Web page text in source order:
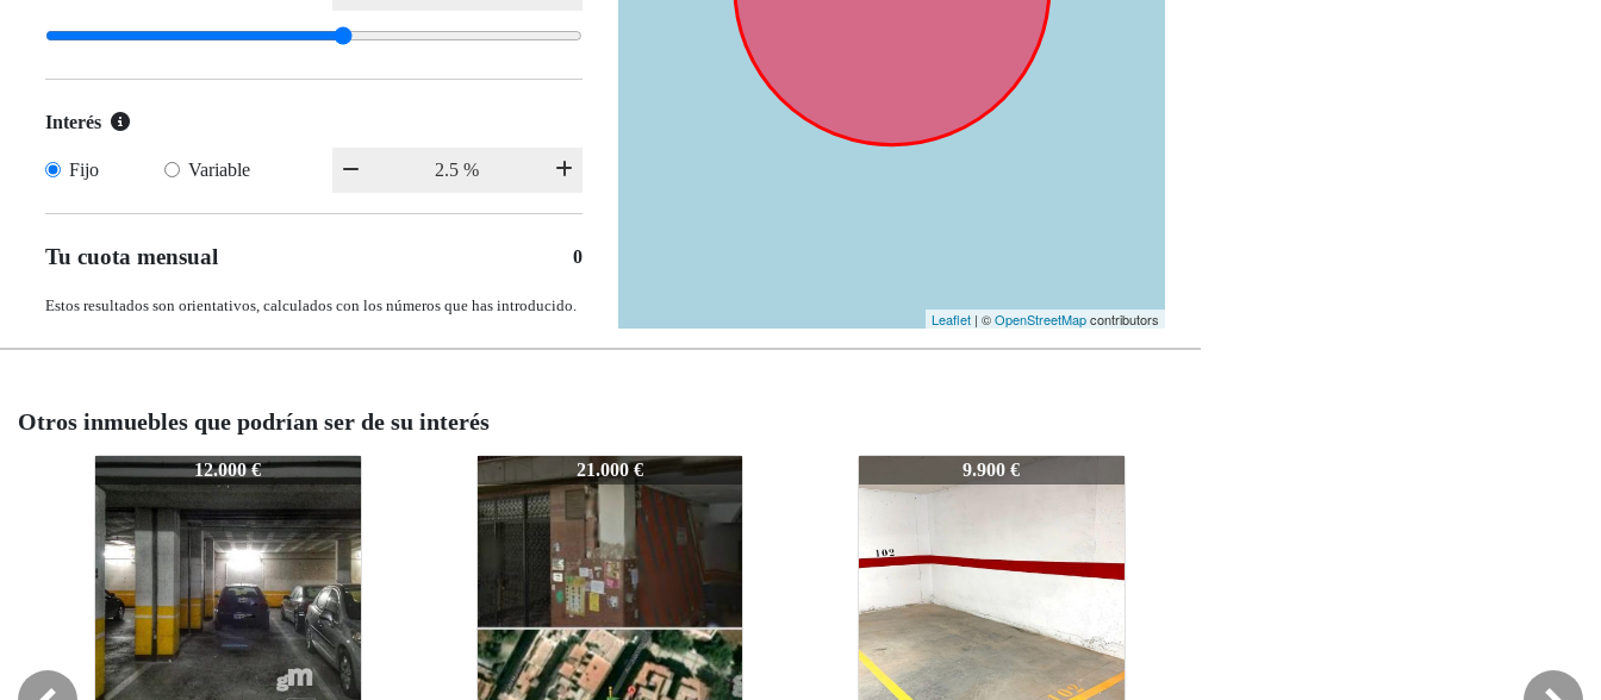
Interés
Fijo Variable
Tu cuota mensual 0
Estos resultados son orientativos, calculados con los números que has introducido.
Leaflet | ©OpenStreetMapcontributors
Otros inmuebles que podrían ser de su interés
V-0544
12.000 € V-0544 21.000 € 9.900 €